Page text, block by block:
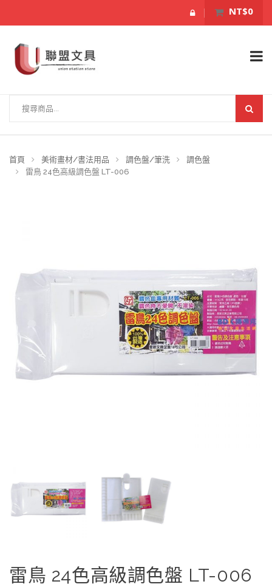
NT$0
首頁 美術畫材/書法用品 調色盤/筆洗
調色盤
雷鳥 24色高級調色盤 LT-006
雷鳥 24色高級調色盤 LT-006